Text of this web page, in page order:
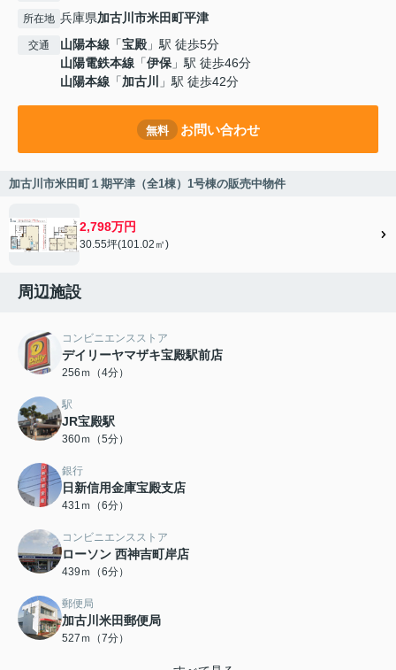
所在地 兵庫県加古川市米田町平津
交通 山陽本線 「宝殿 」駅 徒歩5分
山陽電鉄本線 「伊保」駅 徒歩46分
山陽本線 「加古川 」駅 徒歩42分
無料 お問い合わせ
加古川市米田町１期平津（全1棟）1号棟の販売中物件
2,798万円
30.55坪(101.02㎡)
周辺施設
コンビニエンスストア
デイリーヤマザキ宝殿駅前店
256ｍ（4分）
駅
JR宝殿駅
360ｍ（5分）
銀行
日新信用金庫宝殿支店
431ｍ（6分）
コンビニエンスストア
ローソン 西神吉町岸店
439ｍ（6分）
郵便局
加古川米田郵便局
527ｍ（7分）